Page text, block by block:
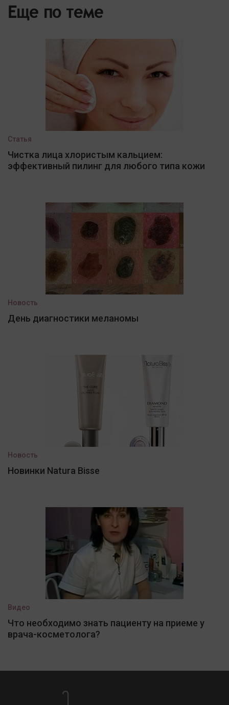
Еще по теме
Статья
Чистка лица хлористым кальцием:
эффективный пилинг для любого типа кожи
Новость
День диагностики меланомы
Новость
Новинки Natura Bisse
Видео
Что необходимо знать пациенту на приеме у
врача-косметолога?